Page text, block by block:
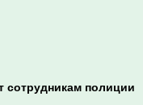
сотрудникам полиции